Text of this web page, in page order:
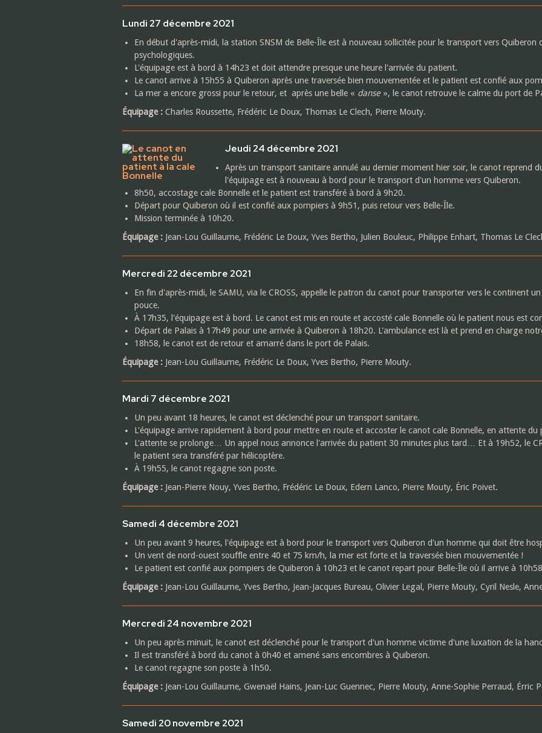
Lundi 27 décembre 2021
En début d'après-midi, la station SNSM de Belle-Île est à nouveau sollicitée pour le transport vers
psychologiques.
L'équipage est à bord à 14h23 et doit attendre presque une heure l'arrivée du patient.
Le canot arrive à 15h55 à Quiberon après une traversée bien mouvementée et le patient est confié aux
La mer a encore grossi pour le retour, et après une belle « danse», le canot retrouve le calme du port de
Équipage :Charles Roussette, Frédéric Le Doux, Thomas Le Clech, Pierre Mouty.
Jeudi 24 décembre 2021
Après un transport sanitaire annulé au dernier moment hier soir, le canot reprend
l'équipage est à nouveau à bord pour le transport d'un homme vers Quiberon.
8h50, accostage cale Bonnelle et le patient est transféré à bord à 9h20.
Départ pour Quiberon où il est confié aux pompiers à 9h51, puis retour vers Belle-Île.
Mission terminée à 10h20.
Équipage :Jean-Lou Guillaume, Frédéric Le Doux, Yves Bertho, Julien Bouleuc, Philippe Enhart, Thomas Le
Mercredi 22 décembre 2021
En fin d'après-midi, le SAMU, via le CROSS, appelle le patron du canot pour transporter vers le continent
pouce.
À 17h35, l'équipage est à bord. Le canot est mis en route et accosté cale Bonnelle où le patient nous est
Départ de Palais à 17h49 pour une arrivée à Quiberon à 18h20. L'ambulance est là et prend en charge
18h58, le canot est de retour et amarré dans le port de Palais.
Équipage :Jean-Lou Guillaume, Frédéric Le Doux, Yves Bertho, Pierre Mouty.
Mardi 7 décembre 2021
Un peu avant 18 heures, le canot est déclenché pour un transport sanitaire.
L'équipage arrive rapidement à bord pour mettre en route et accoster le canot cale Bonnelle, en attente du
L'attente se prolonge… Un appel nous annonce l'arrivée du patient 30 minutes plus tard… Et à 19h52, le
le patient sera transféré par hélicoptère.
À 19h55, le canot regagne son poste.
Équipage :Jean-Pierre Nouy, Yves Bertho, Frédéric Le Doux, Edern Lanco, Pierre Mouty, Éric Poivet.
Samedi 4 décembre 2021
Un peu avant 9 heures, l'équipage est à bord pour le transport vers Quiberon d'un homme qui doit être
Un vent de nord-ouest souffle entre 40 et 75 km/h, la mer est forte et la traversée bien mouvementée !
Le patient est confié aux pompiers de Quiberon à 10h23 et le canot repart pour Belle-Île où il arrive à
Équipage :Jean-Lou Guillaume, Yves Bertho, Jean-Jacques Bureau, Olivier Legal, Pierre Mouty, Cyril Nesle,
Mercredi 24 novembre 2021
Un peu après minuit, le canot est déclenché pour le transport d'un homme victime d'une luxation de la
Il est transféré à bord du canot à 0h40 et amené sans encombres à Quiberon.
Le canot regagne son poste à 1h50.
Équipage :Jean-Lou Guillaume, Gwenaël Hains, Jean-Luc Guennec, Pierre Mouty, Anne-Sophie Perraud, Érric
Samedi 20 novembre 2021